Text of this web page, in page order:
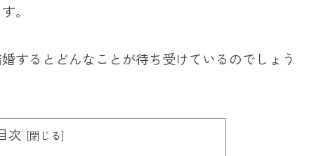
。
するとどんなことが待ち受けているのでしょう
次